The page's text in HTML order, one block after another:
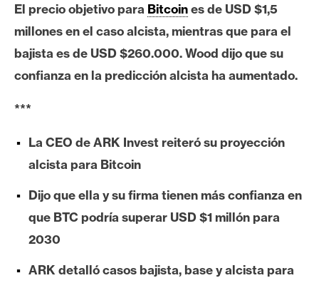
c
o
i
n
t
e
r
e
u
m
El precio objetivo para Bitcoines de USD $1,5
millones en el caso alcista, mientras que para el
bajista es de USD $260.000. Wood dijo que su
confianza en la predicción alcista ha aumentado.
***
La CEO de ARK Invest reiteró su proyección
alcista para Bitcoin
Dijo que ella y su firma tienen más confianza en
que BTC podría superar USD $1 millón para
2030
ARK detalló casos bajista, base y alcista para